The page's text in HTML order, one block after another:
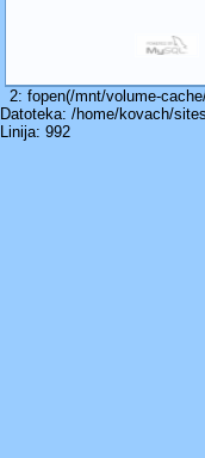
2: fopen(/mnt/volume-
Datoteka: /home/kovach/
Linija: 992